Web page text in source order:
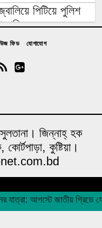
পিটিয়ে পুলিশ
ভিনিসিউস
কোটিতে, ২০০
ছিলাম আমরা,
হাইকমিশনার সস্ত্রীক
ভাষ্য, ‘সারজিসও
ফিড যোগাযোগ
জিন্নাহ্ হক
কুষ্টিয়া।
foundation